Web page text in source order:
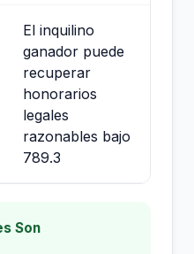
El inquilino
ganador puede
recuperar
honorarios
legales
razonables bajo
789.3
Son